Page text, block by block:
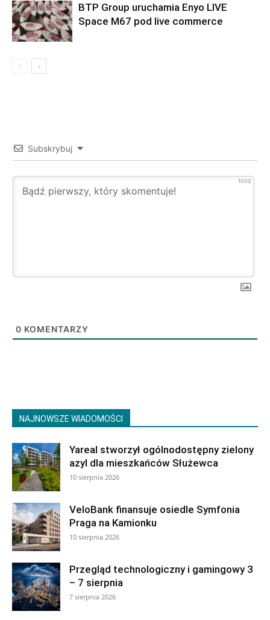
BTP Group uruchamia Enyo LIVE
Space M67 pod live commerce
Subskrybuj
1000
0 KOMENTARZY
NAJNOWSZE WIADOMOŚCI
Yareal stworzył ogólnodostępny zielony
azyl dla mieszkańców Służewca
10 sierpnia 2026
VeloBank finansuje osiedle Symfonia
Praga na Kamionku
10 sierpnia 2026
Przegląd technologiczny i gamingowy 3
– 7 sierpnia
7 sierpnia 2026